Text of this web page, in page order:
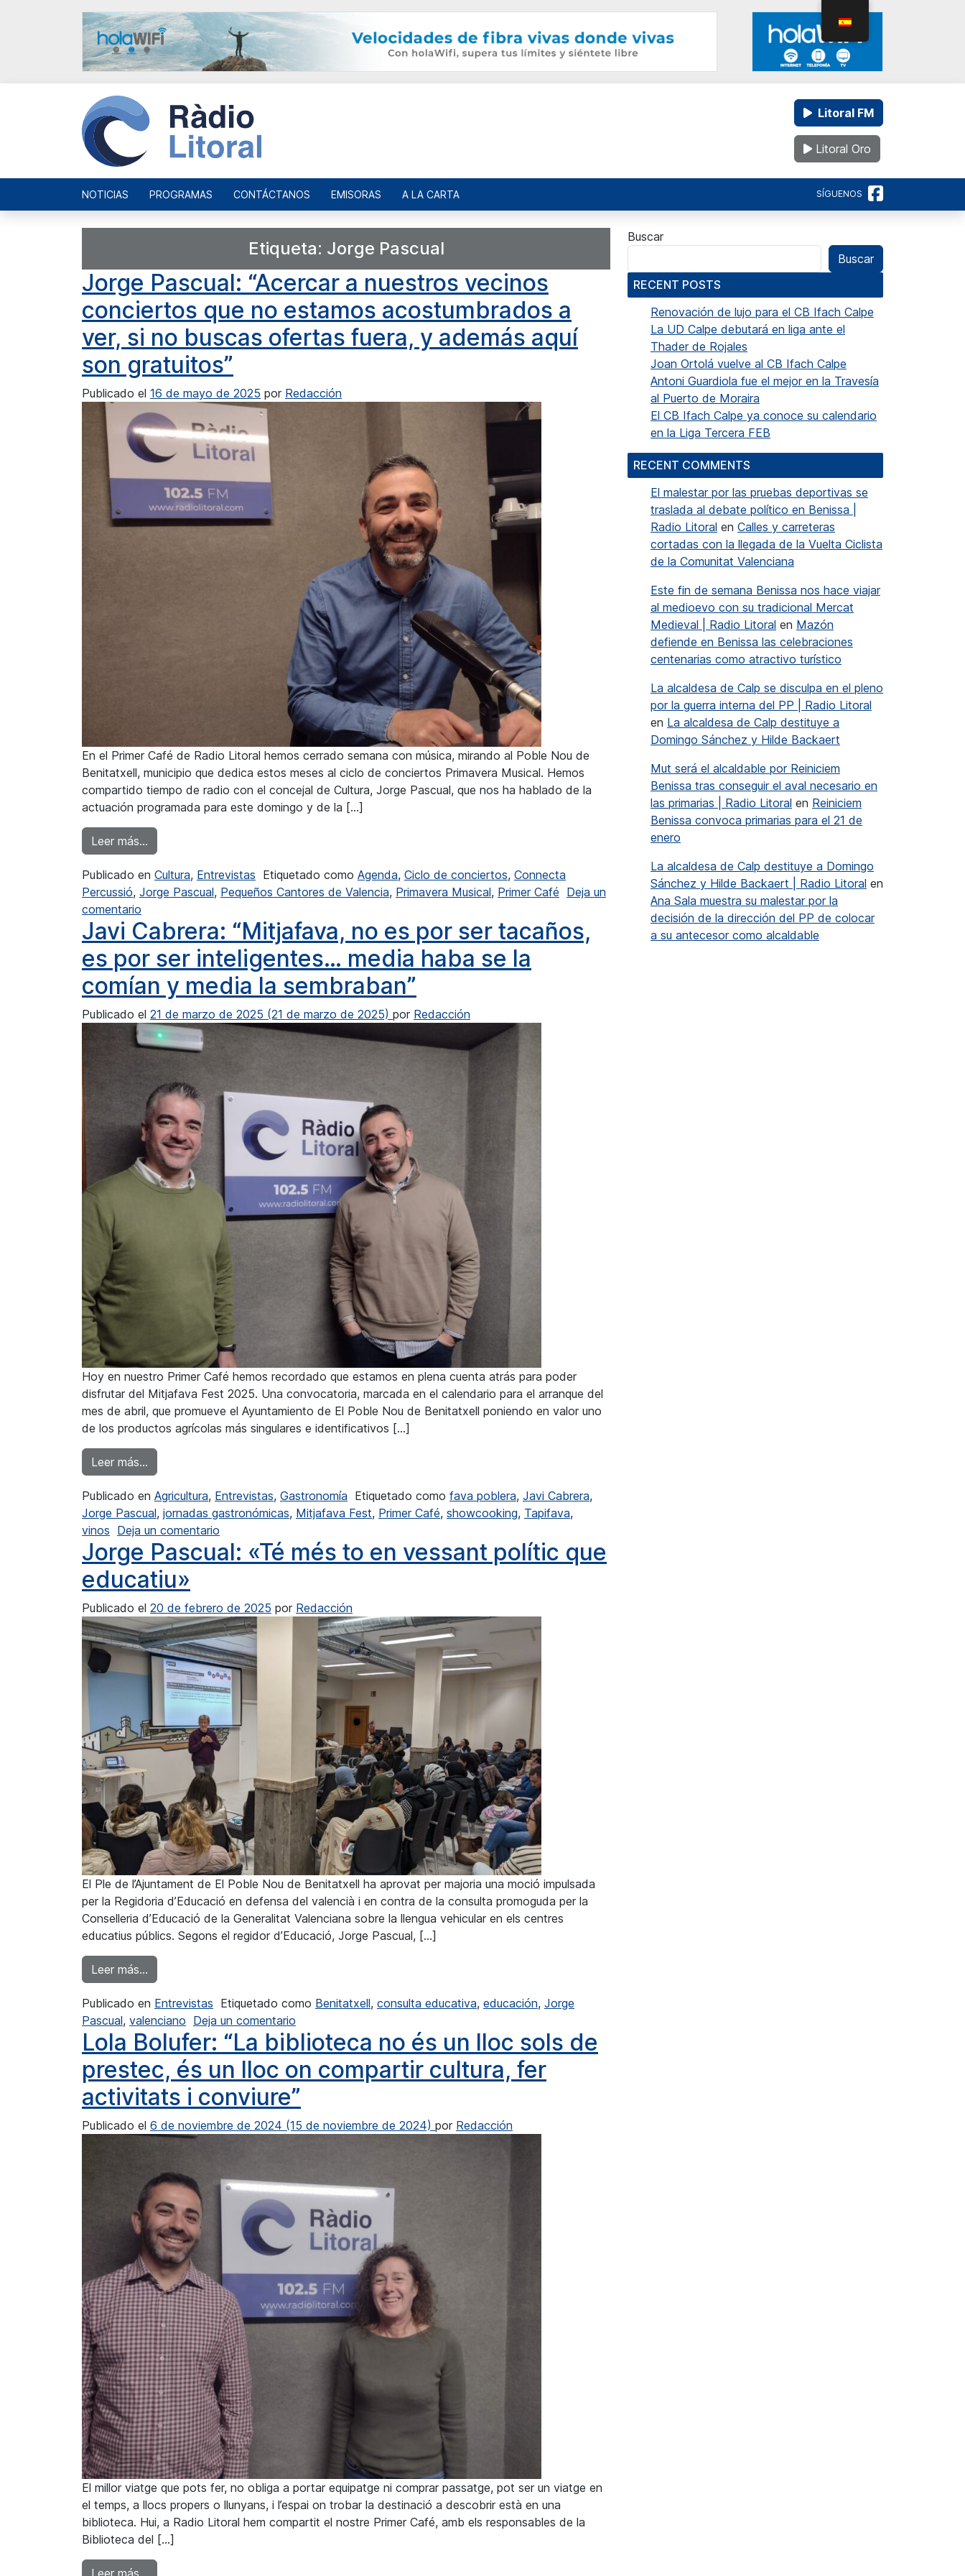
Litoral FM
Litoral Oro
NOTICIAS PROGRAMAS CONTÁCTANOS EMISORAS A LA CARTA SÍGUENOS
Etiqueta: Jorge Pascual
Jorge Pascual: “Acercar a nuestros vecinos
conciertos que no estamos acostumbrados a
ver, si no buscas ofertas fuera, y además aquí
son gratuitos”
Publicado el 16 de mayo de 2025 por Redacción
En el Primer Café de Radio Litoral hemos cerrado semana con música, mirando al Poble Nou de
Benitatxell, municipio que dedica estos meses al ciclo de conciertos Primavera Musical. Hemos
compartido tiempo de radio con el concejal de Cultura, Jorge Pascual, que nos ha hablado de la
actuación programada para este domingo y de la […]
Leer más… from Jorge Pascual: “Acercar a nuestros vecinos conciertos que no estamos acostumbrados a ver, si no buscas ofertas fuera, y además aquí son
Publicado en Cultura, Entrevistas Etiquetado como Agenda, Ciclo de conciertos, Connecta
Percussió, Jorge Pascual, Pequeños Cantores de Valencia, Primavera Musical, Primer Café Deja un
comentario en Jorge Pascual: “Acercar a nuestros vecinos conciertos que no estamos acostumbrados a ver, si no buscas ofertas fuera, y además aquí son gratuitos”
Javi Cabrera: “Mitjafava, no es por ser tacaños,
es por ser inteligentes… media haba se la
comían y media la sembraban”
Publicado el 21 de marzo de 2025 (21 de marzo de 2025) por Redacción
Hoy en nuestro Primer Café hemos recordado que estamos en plena cuenta atrás para poder
disfrutar del Mitjafava Fest 2025. Una convocatoria, marcada en el calendario para el arranque del
mes de abril, que promueve el Ayuntamiento de El Poble Nou de Benitatxell poniendo en valor uno
de los productos agrícolas más singulares e identificativos […]
Leer más…
Publicado en Agricultura, Entrevistas, Gastronomía Etiquetado como fava poblera, Javi Cabrera,
Jorge Pascual, jornadas gastronómicas, Mitjafava Fest, Primer Café, showcooking, Tapifava,
vinos Deja un comentario
Jorge Pascual: «Té més to en vessant polític que
educatiu»
Publicado el 20 de febrero de 2025 por Redacción
El Ple de l’Ajuntament de El Poble Nou de Benitatxell ha aprovat per majoria una moció impulsada
per la Regidoria d’Educació en defensa del valencià i en contra de la consulta promoguda per la
Conselleria d’Educació de la Generalitat Valenciana sobre la llengua vehicular en els centres
educatius públics. Segons el regidor d’Educació, Jorge Pascual, […]
Leer más…
Publicado en Entrevistas Etiquetado como Benitatxell, consulta educativa, educación, Jorge
Pascual, valenciano Deja un comentario
Lola Bolufer: “La biblioteca no és un lloc sols de
prestec, és un lloc on compartir cultura, fer
activitats i conviure”
Publicado el 6 de noviembre de 2024 (15 de noviembre de 2024) por Redacción
El millor viatge que pots fer, no obliga a portar equipatge ni comprar passatge, pot ser un viatge en
el temps, a llocs propers o llunyans, i l’espai on trobar la destinació a descobrir està en una
biblioteca. Hui, a Radio Litoral hem compartit el nostre Primer Café, amb els responsables de la
Biblioteca del […]
Leer más…
Buscar
Buscar
RECENT POSTS
Renovación de lujo para el CB Ifach Calpe
La UD Calpe debutará en liga ante el
Thader de Rojales
Joan Ortolá vuelve al CB Ifach Calpe
Antoni Guardiola fue el mejor en la Travesía
al Puerto de Moraira
El CB Ifach Calpe ya conoce su calendario
en la Liga Tercera FEB
RECENT COMMENTS
El malestar por las pruebas deportivas se
traslada al debate político en Benissa |
Radio Litoral en Calles y carreteras
cortadas con la llegada de la Vuelta Ciclista
de la Comunitat Valenciana
Este fin de semana Benissa nos hace viajar
al medioevo con su tradicional Mercat
Medieval | Radio Litoral en Mazón
defiende en Benissa las celebraciones
centenarias como atractivo turístico
La alcaldesa de Calp se disculpa en el pleno
por la guerra interna del PP | Radio Litoral
en La alcaldesa de Calp destituye a
Domingo Sánchez y Hilde Backaert
Mut será el alcaldable por Reiniciem
Benissa tras conseguir el aval necesario en
las primarias | Radio Litoral en Reiniciem
Benissa convoca primarias para el 21 de
enero
La alcaldesa de Calp destituye a Domingo
Sánchez y Hilde Backaert | Radio Litoral en
Ana Sala muestra su malestar por la
decisión de la dirección del PP de colocar
a su antecesor como alcaldable